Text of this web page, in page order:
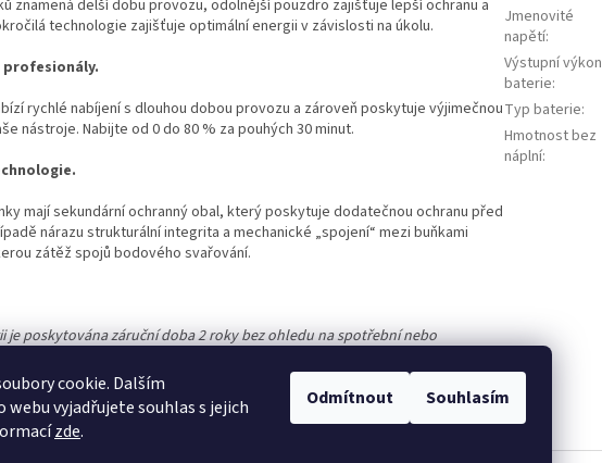
cookie. Dalším
vyjadřujete souhlas s jejich
zde.
Odmítnout Souhlasím
znamená delší dobu provozu, odolnější pouzdro zajišťuje lepší ochranu a
technologie zajišťuje optimální energii v závislosti na úkolu.
rychlé nabíjení s dlouhou dobou provozu a zároveň poskytuje výjimečnou
nástroje. Nabijte od 0 do 80 % za pouhých 30 minut.
mají sekundární ochranný obal, který poskytuje dodatečnou ochranu před
nárazu strukturální integrita a mechanické „spojení“ mezi buňkami
zátěž spojů bodového svařování.
je poskytována záruční doba 2 roky bez ohledu na spotřební nebo
Jmenovité
napětí:
Výstupní výkon
baterie:
Typ baterie:
Hmotnost bez
náplní: